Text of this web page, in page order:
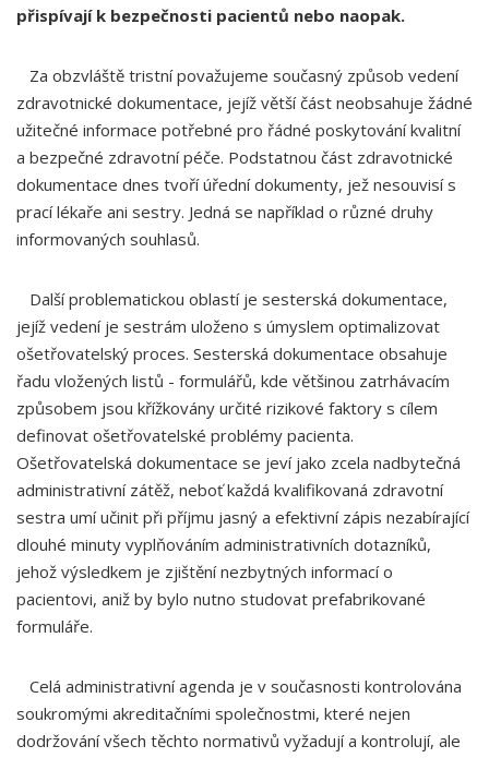
přispívají k bezpečnosti pacientů nebo naopak.
Za obzvláště tristní považujeme současný způsob vedení
zdravotnické dokumentace, jejíž větší část neobsahuje žádné
užitečné informace potřebné pro řádné poskytování kvalitní
a bezpečné zdravotní péče. Podstatnou část zdravotnické
dokumentace dnes tvoří úřední dokumenty, jež nesouvisí s
prací lékaře ani sestry. Jedná se například o různé druhy
informovaných souhlasů.
Další problematickou oblastí je sesterská dokumentace,
jejíž vedení je sestrám uloženo s úmyslem optimalizovat
ošetřovatelský proces. Sesterská dokumentace obsahuje
řadu vložených listů - formulářů, kde většinou zatrhávacím
způsobem jsou křížkovány určité rizikové faktory s cílem
definovat ošetřovatelské problémy pacienta.
Ošetřovatelská dokumentace se jeví jako zcela nadbytečná
administrativní zátěž, neboť každá kvalifikovaná zdravotní
sestra umí učinit při příjmu jasný a efektivní zápis nezabírající
dlouhé minuty vyplňováním administrativních dotazníků,
jehož výsledkem je zjištění nezbytných informací o
pacientovi, aniž by bylo nutno studovat prefabrikované
formuláře.
Celá administrativní agenda je v současnosti kontrolována
soukromými akreditačními společnostmi, které nejen
dodržování všech těchto normativů vyžadují a kontrolují, ale